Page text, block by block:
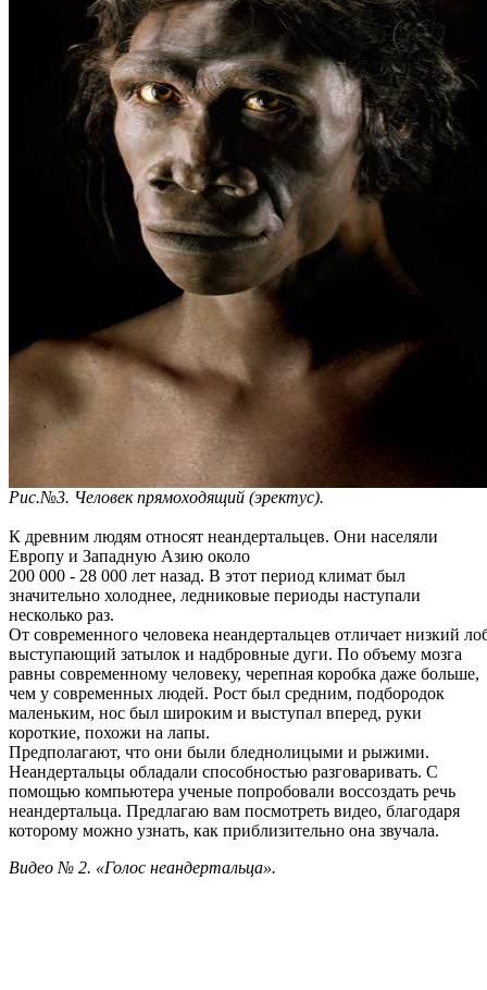
Рис.№3. Человек прямоходящий (эректус).
К древним людям относят неандертальцев. Они населяли
Европу и Западную Азию около
200 000 - 28 000 лет назад. В этот период климат был
значительно холоднее, ледниковые периоды наступали
несколько раз.
От современного человека неандертальцев отличает низкий
выступающий затылок и надбровные дуги. По объему мозга
равны современному человеку, черепная коробка даже больше,
чем у современных людей. Рост был средним, подбородок
маленьким, нос был широким и выступал вперед, руки
короткие, похожи на лапы.
Предполагают, что они были бледнолицыми и рыжими.
Неандертальцы обладали способностью разговаривать. С
помощью компьютера ученые попробовали воссоздать речь
неандертальца. Предлагаю вам посмотреть видео, благодаря
которому можно узнать, как приблизительно она звучала.
Видео № 2. «Голос неандертальца».